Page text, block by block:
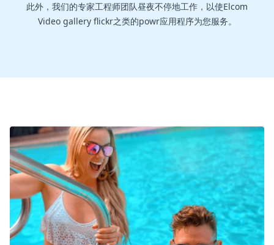
此外，我们的专家工程师团队昼夜不停地工作，以使Elcom
Video gallery flickr之类的powr应用程序为您服务。